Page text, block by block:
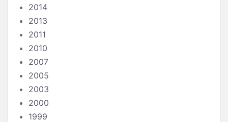
2014
2013
2011
2010
2007
2005
2003
2000
1999